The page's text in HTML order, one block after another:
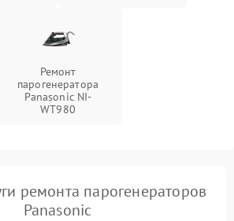
Ремонт
парогенератора
Panasonic NI-
WT980
ремонта парогенераторов
Panasonic